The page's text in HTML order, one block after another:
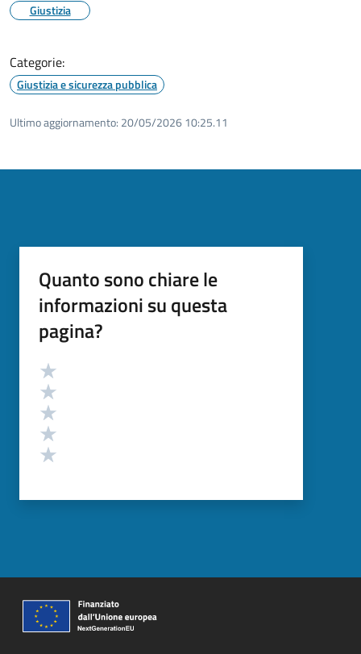
Giustizia
Categorie:
Giustizia e sicurezza pubblica
Ultimo aggiornamento: 20/05/2026 10:25.11
Quanto sono chiare le
informazioni su questa
pagina?
Valutazione